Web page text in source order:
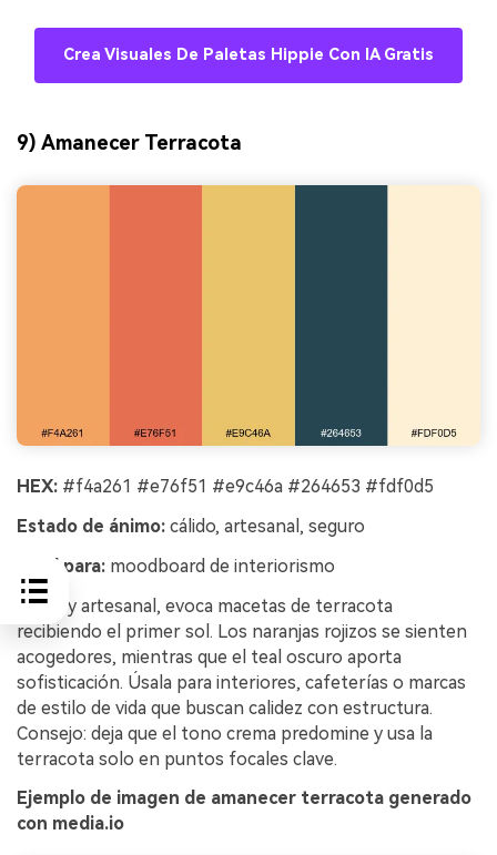
Crea Visuales De Paletas Hippie Con IA Gratis
9) Amanecer Terracota
HEX: #f4a261 #e76f51 #e9c46a #264653 #fdf0d5
Estado de ánimo: cálido, artesanal, seguro
Ideal para: moodboard de interiorismo
Cálida y artesanal, evoca macetas de terracota
recibiendo el primer sol. Los naranjas rojizos se sienten
acogedores, mientras que el teal oscuro aporta
sofisticación. Úsala para interiores, cafeterías o marcas
de estilo de vida que buscan calidez con estructura.
Consejo: deja que el tono crema predomine y usa la
terracota solo en puntos focales clave.
Ejemplo de imagen de amanecer terracota generado
con media.io